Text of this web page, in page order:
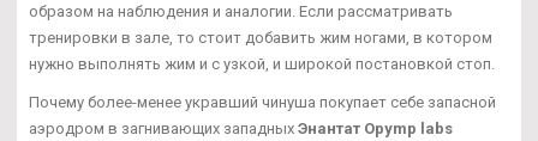
образом на наблюдения и аналогии. Если рассматривать
тренировки в зале, то стоит добавить жим ногами, в котором
нужно выполнять жим и с узкой, и широкой постановкой стоп.
Почему более-менее укравший чинуша покупает себе запасной
аэродром в загнивающих западных Энантат Opymp labs